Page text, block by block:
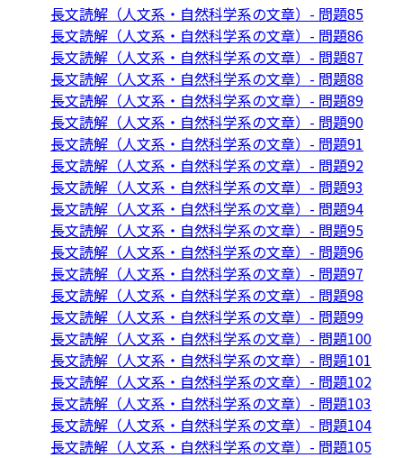
長文読解（人文系・自然科学系の文章）- 問題85
長文読解（人文系・自然科学系の文章）- 問題86
長文読解（人文系・自然科学系の文章）- 問題87
長文読解（人文系・自然科学系の文章）- 問題88
長文読解（人文系・自然科学系の文章）- 問題89
長文読解（人文系・自然科学系の文章）- 問題90
長文読解（人文系・自然科学系の文章）- 問題91
長文読解（人文系・自然科学系の文章）- 問題92
長文読解（人文系・自然科学系の文章）- 問題93
長文読解（人文系・自然科学系の文章）- 問題94
長文読解（人文系・自然科学系の文章）- 問題95
長文読解（人文系・自然科学系の文章）- 問題96
長文読解（人文系・自然科学系の文章）- 問題97
長文読解（人文系・自然科学系の文章）- 問題98
長文読解（人文系・自然科学系の文章）- 問題99
長文読解（人文系・自然科学系の文章）- 問題100
長文読解（人文系・自然科学系の文章）- 問題101
長文読解（人文系・自然科学系の文章）- 問題102
長文読解（人文系・自然科学系の文章）- 問題103
長文読解（人文系・自然科学系の文章）- 問題104
長文読解（人文系・自然科学系の文章）- 問題105